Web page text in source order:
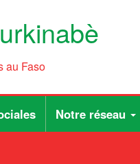
au Faso
Notre réseau